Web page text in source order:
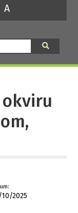
10/2025